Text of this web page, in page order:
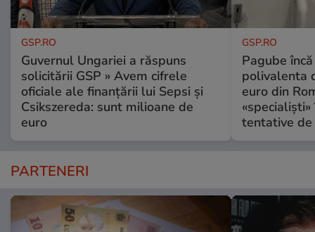
GSP.RO
Guvernul Ungariei a răspuns
solicitării GSP » Avem cifrele
oficiale ale finanțării lui Sepsi și
Csikszereda: sunt milioane de
euro
GSP.RO
Pagube
polivalenta
euro din
tentative de
PARTENERI